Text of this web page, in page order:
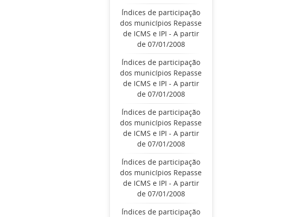
Índices de participação
dos municípios Repasse
de ICMS e IPI - A partir
de 07/01/2008
Índices de participação
dos municípios Repasse
de ICMS e IPI - A partir
de 07/01/2008
Índices de participação
dos municípios Repasse
de ICMS e IPI - A partir
de 07/01/2008
Índices de participação
dos municípios Repasse
de ICMS e IPI - A partir
de 07/01/2008
Índices de participação